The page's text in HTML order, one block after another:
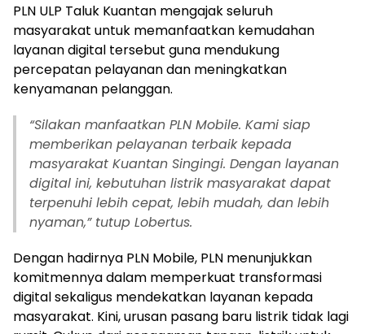
PLN ULP Taluk Kuantan mengajak seluruh
masyarakat untuk memanfaatkan kemudahan
layanan digital tersebut guna mendukung
percepatan pelayanan dan meningkatkan
kenyamanan pelanggan.
“Silakan manfaatkan PLN Mobile. Kami siap
memberikan pelayanan terbaik kepada
masyarakat Kuantan Singingi. Dengan layanan
digital ini, kebutuhan listrik masyarakat dapat
terpenuhi lebih cepat, lebih mudah, dan lebih
nyaman,” tutup Lobertus.
Dengan hadirnya PLN Mobile, PLN menunjukkan
komitmennya dalam memperkuat transformasi
digital sekaligus mendekatkan layanan kepada
masyarakat. Kini, urusan pasang baru listrik tidak lagi